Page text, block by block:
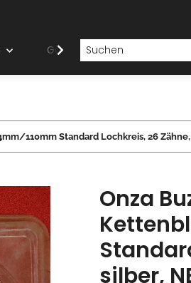
Gabeln
110mm Standard Lochkreis, 26 Zähne,
Onza
silber,